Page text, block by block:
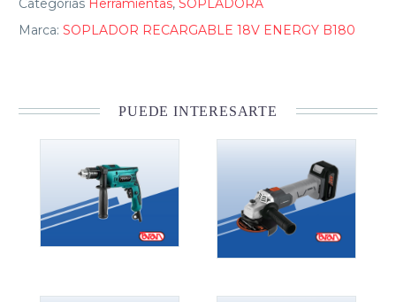
Categorias Herramientas, SOPLADORA
Marca: SOPLADOR RECARGABLE 18V ENERGY B180
PUEDE INTERESARTE